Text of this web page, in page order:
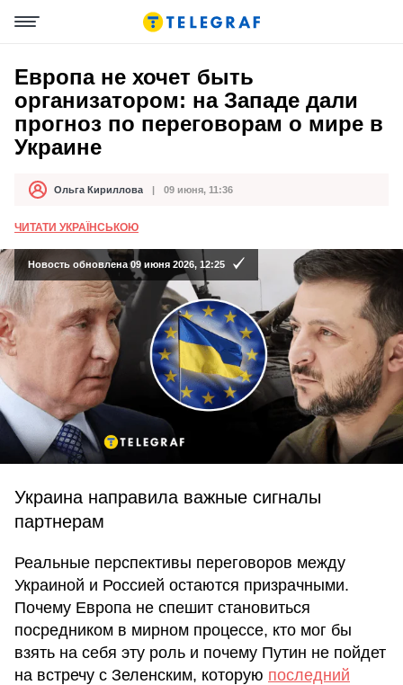
Европа не хочет быть
организатором: на Западе дали
прогноз по переговорам о мире в
Украине
АвторОльга Кириллова
Дата публикации 09 июня, 11:36
ЧИТАТИ УКРАЇНСЬКОЮ
Новость обновлена 09 июня 2026, 12:25
Украина направила важные сигналы
партнерам
Реальные перспективы переговоров между
Украиной и Россией остаются призрачными.
Почему Европа не спешит становиться
посредником в мирном процессе, кто мог бы
взять на себя эту роль и почему Путин не пойдет
на встречу с Зеленским, которую последний